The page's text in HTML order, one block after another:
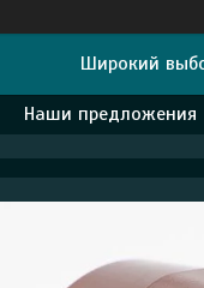
Широкий
Наши предложения